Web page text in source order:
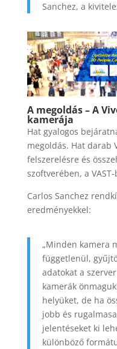
Sanchez, a
A megoldás – A
kamerája
Hat gyalogos
megoldás. Hat darab
felszerelésre és
szoftverében, a
Carlos Sanchez
eredményekkel:
„Minden kamera
függetlenül,
adatokat a
kamerák
helyüket, de ha
jobb és
jelentéseket ki
különböző